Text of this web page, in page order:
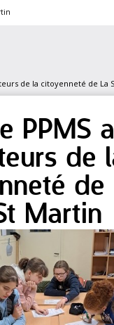
de la citoyenneté de La
PPMS
de
de
Martin